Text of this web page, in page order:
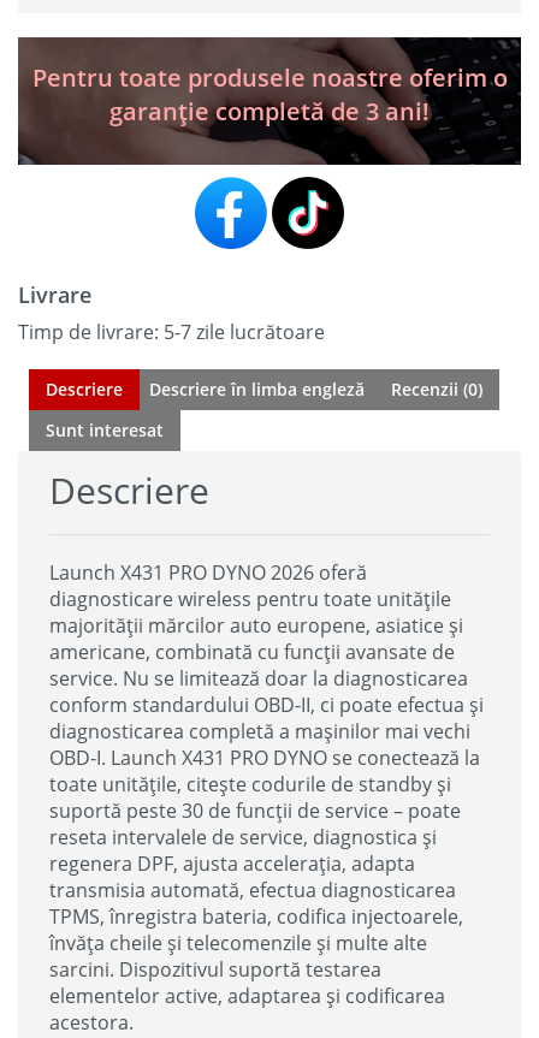
099 lei.
Cadou
BST-
360
Pentru toate produsele noastre oferim o
garanție completă de 3 ani!
Livrare
Timp de livrare: 5-7 zile lucrătoare
Descriere Descriere în limba engleză
Recenzii (0)
Sunt interesat
Descriere
Launch X431 PRO DYNO 2026 oferă
diagnosticare wireless pentru toate unitățile
majorității mărcilor auto europene, asiatice și
americane, combinată cu funcții avansate de
service. Nu se limitează doar la diagnosticarea
conform standardului OBD-II, ci poate efectua și
diagnosticarea completă a mașinilor mai vechi
OBD-I. Launch X431 PRO DYNO se conectează la
toate unitățile, citește codurile de standby și
suportă peste 30 de funcții de service – poate
reseta intervalele de service, diagnostica și
regenera DPF, ajusta accelerația, adapta
transmisia automată, efectua diagnosticarea
TPMS, înregistra bateria, codifica injectoarele,
învăța cheile și telecomenzile și multe alte
sarcini. Dispozitivul suportă testarea
elementelor active, adaptarea și codificarea
acestora.